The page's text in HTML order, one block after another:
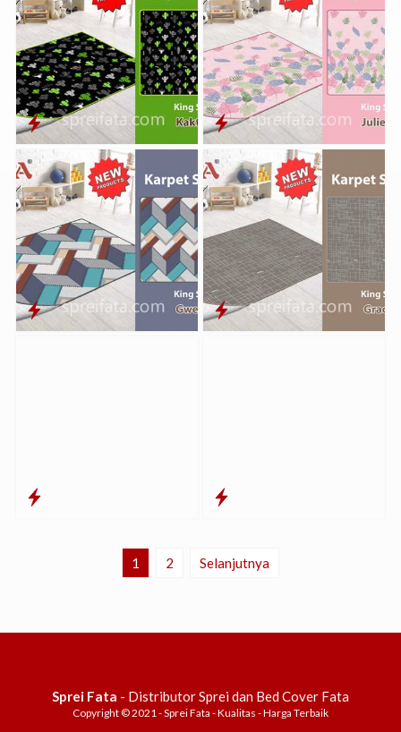
1 2 Selanjutnya
Sprei Fata - Distributor Sprei dan Bed Cover Fata
Copyright © 2021 - Sprei Fata - Kualitas - Harga Terbaik